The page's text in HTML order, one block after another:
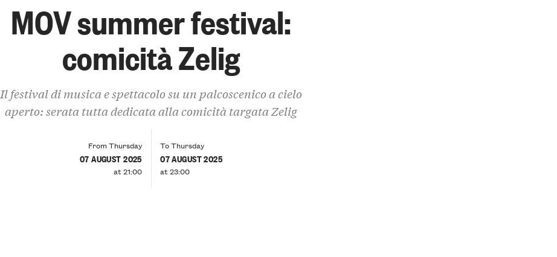
MOV summer festival:
comicità Zelig
Il festival di musica e spettacolo su un palcoscenico a cielo
aperto: serata tutta dedicata alla comicità targata Zelig
From Thursday
07 AUGUST 2025
at 21:00
To Thursday
07 AUGUST 2025
at 23:00